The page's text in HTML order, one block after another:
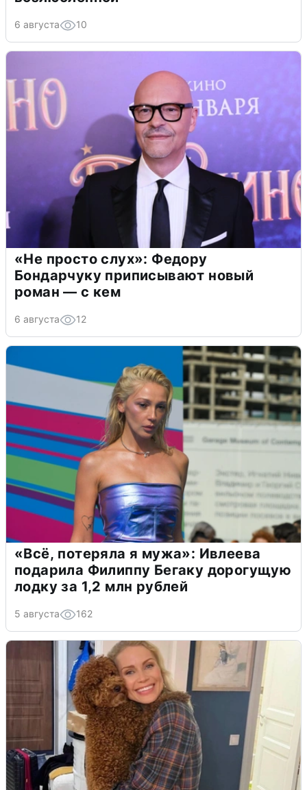
6 августа 10
«Не просто слух»: Федору
Бондарчуку приписывают новый
роман — с кем
6 августа 12
«Всё, потеряла я мужа»: Ивлеева
подарила Филиппу Бегаку дорогущую
лодку за 1,2 млн рублей
5 августа 162